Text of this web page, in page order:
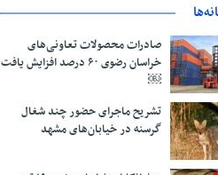
صادرات محصولات تعاونی‌های
خراسان رضوی ۶۰ درصد افزایش یافت
￼
تشریح ماجرای حضور چند شغال
گرسنه در خیابان‌های مشهد